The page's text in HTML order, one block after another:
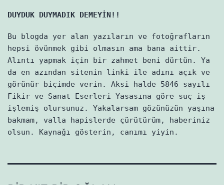
DUYDUK DUYMADIK DEMEYİN!!
Bu blogda yer alan yazıların ve fotoğrafların
hepsi övünmek gibi olmasın ama bana aittir.
Alıntı yapmak için bir zahmet beni dürtün. Ya
da en azından sitenin linki ile adını açık ve
görünür biçimde verin. Aksi halde 5846 sayılı
Fikir ve Sanat Eserleri Yasasına göre suç iş
işlemiş olursunuz. Yakalarsam gözünüzün yaşına
bakmam, valla hapislerde çürütürüm, haberiniz
olsun. Kaynağı gösterin, canımı yiyin.